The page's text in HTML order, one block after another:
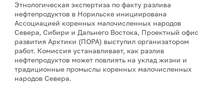
Этнологическая экспертиза по факту разлива
нефтепродуктов в Норильске инициирована
Ассоциацией коренных малочисленных народов
Севера, Сибири и Дальнего Востока, Проектный офис
развития Арктики (ПОРА) выступил организатором
работ. Комиссия устанавливает, как разлив
нефтепродуктов может повлиять на уклад жизни и
традиционные промыслы коренных малочисленных
народов Севера.